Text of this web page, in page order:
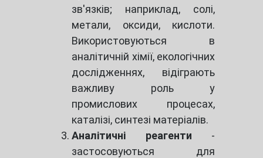
зв'язків; наприклад, солі,
метали, оксиди, кислоти.
Використовуються в
аналітичній хімії, екологічних
дослідженнях, відіграють
важливу роль у
промислових процесах,
каталізі, синтезі матеріалів.
Аналітичні реагенти -
застосовуються для